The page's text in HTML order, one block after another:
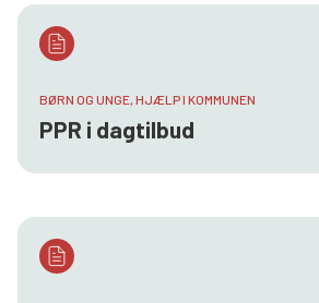
BØRN OG UNGE, HJÆLP I KOMMUNEN
PPR i dagtilbud